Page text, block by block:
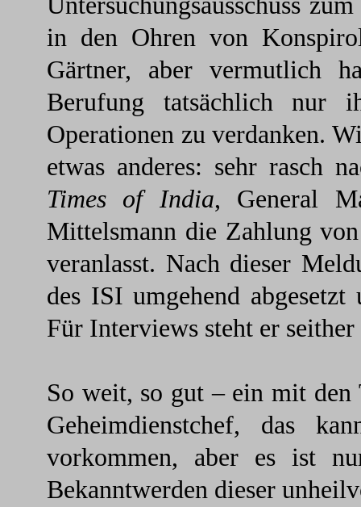
in den Ohren von
Gärtner, aber vermutlich
Berufung tatsächlich nur
Operationen zu verdanken.
etwas anderes: sehr rasch
Times of India, General
Mittelsmann die Zahlung
veranlasst. Nach dieser
des ISI umgehend
Für Interviews steht er
So weit, so gut – ein mit den
Geheimdienstchef, das
vorkommen, aber es ist
Bekanntwerden dieser